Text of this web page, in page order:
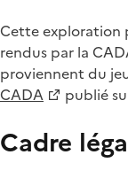
Cette exploration
rendus par la
proviennent du
CADA
publié
Cadre